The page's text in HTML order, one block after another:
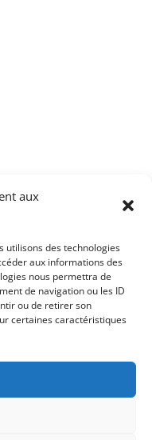
aux
utilisons des technologies
aux informations des
nous permettra de
de navigation ou les ID
ou de retirer son
certaines caractéristiques